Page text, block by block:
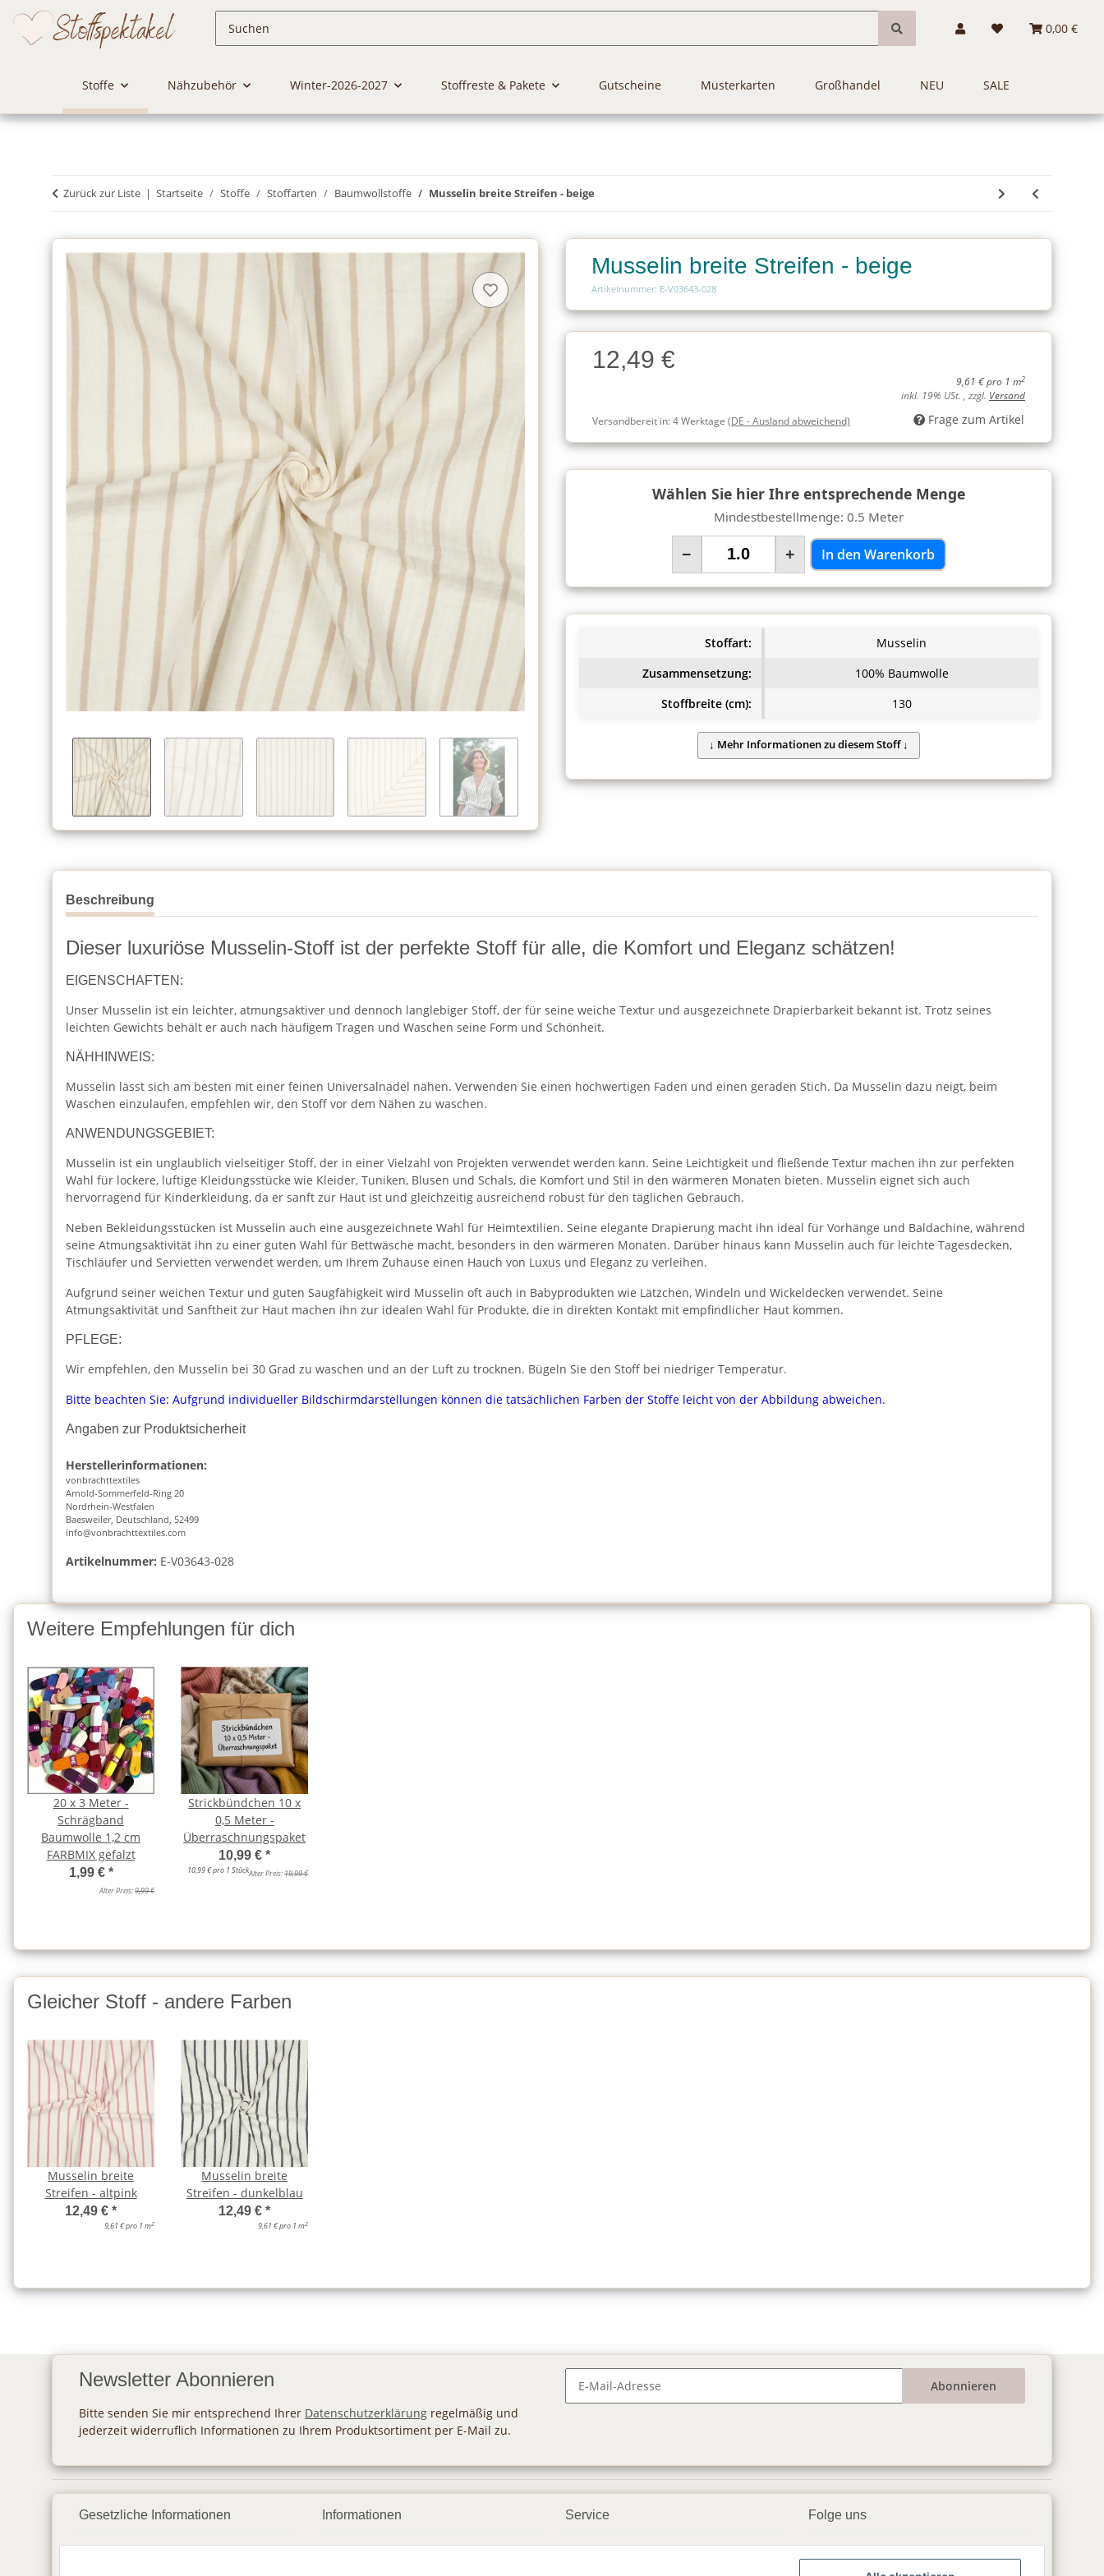
0,00 €
Stoffe Nähzubehör Winter-2026-2027 Stoffreste & Pakete Gutscheine Musterkarten Großhandel NEU SALE
Zurück zur Liste Startseite Stoffe Stoffarten Baumwollstoffe Musselin breite Streifen - beige
Musselin breite Streifen - beige
Artikelnummer: E-V03643-028
Charge
Charge12,49 €
9,61 € pro 1 m2
inkl. 19% USt. , zzgl. Versand
Versandbereit in:4 Werktage (DE - Ausland abweichend) Frage zum Artikel
Wählen Sie hier Ihre entsprechende Menge
Mindestbestellmenge: 0.5 Meter
− + In den Warenkorb
Stoffart:
Musselin
Zusammensetzung:
100% Baumwolle
Stoffbreite (cm):
130
Beschreibung
Dieser luxuriöse Musselin-Stoff ist der perfekte Stoff für alle, die Komfort und Eleganz schätzen!
EIGENSCHAFTEN:
Unser Musselin ist ein leichter, atmungsaktiver und dennoch langlebiger Stoff, der für seine weiche Textur und ausgezeichnete Drapierbarkeit bekannt ist. Trotz seines
leichten Gewichts behält er auch nach häufigem Tragen und Waschen seine Form und Schönheit.
NÄHHINWEIS:
Musselin lässt sich am besten mit einer feinen Universalnadel nähen. Verwenden Sie einen hochwertigen Faden und einen geraden Stich. Da Musselin dazu neigt, beim
Waschen einzulaufen, empfehlen wir, den Stoff vor dem Nähen zu waschen.
ANWENDUNGSGEBIET:
Musselin ist ein unglaublich vielseitiger Stoff, der in einer Vielzahl von Projekten verwendet werden kann. Seine Leichtigkeit und fließende Textur machen ihn zur perfekten
Wahl für lockere, luftige Kleidungsstücke wie Kleider, Tuniken, Blusen und Schals, die Komfort und Stil in den wärmeren Monaten bieten. Musselin eignet sich auch
hervorragend für Kinderkleidung, da er sanft zur Haut ist und gleichzeitig ausreichend robust für den täglichen Gebrauch.
Neben Bekleidungsstücken ist Musselin auch eine ausgezeichnete Wahl für Heimtextilien. Seine elegante Drapierung macht ihn ideal für Vorhänge und Baldachine, während
seine Atmungsaktivität ihn zu einer guten Wahl für Bettwäsche macht, besonders in den wärmeren Monaten. Darüber hinaus kann Musselin auch für leichte Tagesdecken,
Tischläufer und Servietten verwendet werden, um Ihrem Zuhause einen Hauch von Luxus und Eleganz zu verleihen.
Aufgrund seiner weichen Textur und guten Saugfähigkeit wird Musselin oft auch in Babyprodukten wie Lätzchen, Windeln und Wickeldecken verwendet. Seine
Atmungsaktivität und Sanftheit zur Haut machen ihn zur idealen Wahl für Produkte, die in direkten Kontakt mit empfindlicher Haut kommen.
PFLEGE:
Wir empfehlen, den Musselin bei 30 Grad zu waschen und an der Luft zu trocknen. Bügeln Sie den Stoff bei niedriger Temperatur.
Bitte beachten Sie: Aufgrund individueller Bildschirmdarstellungen können die tatsächlichen Farben der Stoffe leicht von der Abbildung abweichen.
Angaben zur Produktsicherheit
Herstellerinformationen:
vonbrachttextiles
Arnold-Sommerfeld-Ring 20
Nordrhein-Westfalen
Baesweiler, Deutschland, 52499
info@vonbrachttextiles.com
Artikelnummer: E-V03643-028
Weitere Empfehlungen für dich
20 x 3 Meter -
Schrägband
Baumwolle 1,2 cm
FARBMIX gefalzt
1,99 € *
Alter Preis:9,99 €
Strickbündchen 10 x
0,5 Meter -
Überraschnungspaket
10,99 €*
10,99 € pro 1 StückAlter Preis:19,99 €
Gleicher Stoff - andere Farben
Musselin breite
Streifen - altpink
12,49 €*
9,61 € pro 1 m2
Musselin breite
Streifen - dunkelblau
12,49 €*
9,61 € pro 1 m2
Newsletter Abonnieren
Bitte senden Sie mir entsprechend Ihrer Datenschutzerklärung regelmäßig und
jederzeit widerruflich Informationen zu Ihrem Produktsortiment per E-Mail zu.
Abonnieren
Gesetzliche Informationen Informationen Service Folge uns
▶️ YouTube